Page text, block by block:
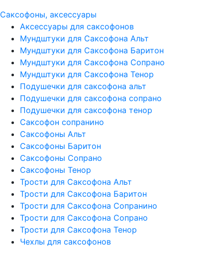
Саксофоны, аксессуары
Аксессуары для саксофонов
Мундштуки для Саксофона Альт
Мундштуки для Саксофона Баритон
Мундштуки для Саксофона Сопрано
Мундштуки для Саксофона Тенор
Подушечки для саксофона альт
Подушечки для саксофона сопрано
Подушечки для саксофона тенор
Саксофон сопранино
Саксофоны Альт
Саксофоны Баритон
Саксофоны Сопрано
Саксофоны Тенор
Трости для Саксофона Альт
Трости для Саксофона Баритон
Трости для Саксофона Сопранино
Трости для Саксофона Сопрано
Трости для Саксофона Тенор
Чехлы для саксофонов